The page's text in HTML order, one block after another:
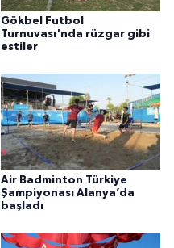
Gökbel Futbol
Turnuvası'nda rüzgar gibi
estiler
Air Badminton Türkiye
Şampiyonası Alanya’da
başladı